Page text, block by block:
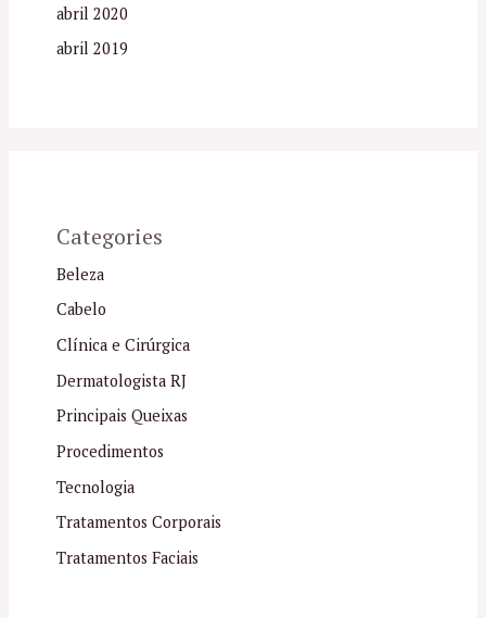
abril 2020
abril 2019
Categories
Beleza
Cabelo
Clínica e Cirúrgica
Dermatologista RJ
Principais Queixas
Procedimentos
Tecnologia
Tratamentos Corporais
Tratamentos Faciais